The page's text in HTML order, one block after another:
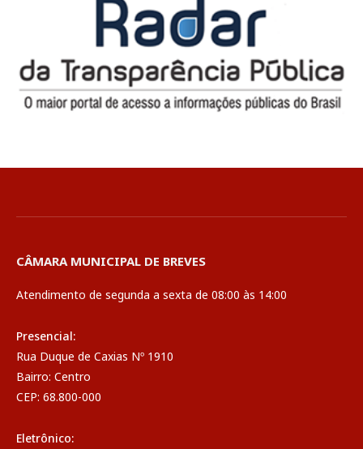
CÂMARA MUNICIPAL DE BREVES
Atendimento de segunda a sexta de 08:00 às 14:00
Presencial:
Rua Duque de Caxias Nº 1910
Bairro: Centro
CEP: 68.800-000
Eletrônico: